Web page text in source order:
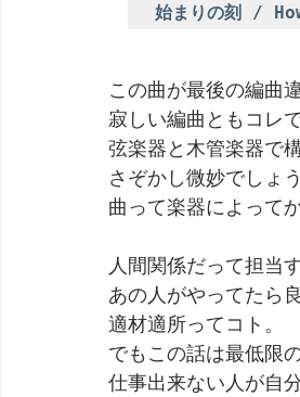
始まりの刻 /
この曲が最後の編曲違
寂しい編曲ともコレ
弦楽器と木管楽器で
さぞかし微妙でしょう
曲って楽器によって
人間関係だって担当
あの人がやってたら
適材適所ってコト。
でもこの話は最低限
仕事出来ない人が自